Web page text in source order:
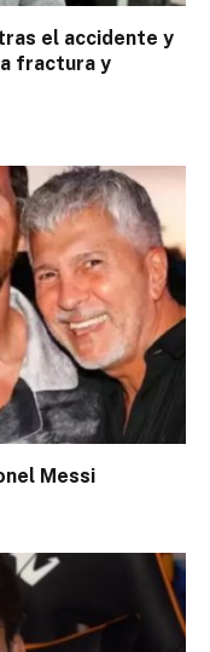
el accidente y
fractura y
Messi